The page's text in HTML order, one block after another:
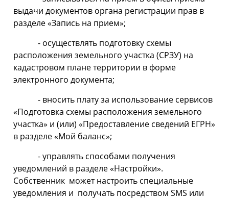
выдачи документов органа регистрации прав в
разделе «Запись на прием»;
- осуществлять подготовку схемы
расположения земельного участка (СРЗУ) на
кадастровом плане территории в форме
электронного документа;
- вносить плату за использование сервисов
«Подготовка схемы расположения земельного
участка» и (или) «Предоставление сведений ЕГРН»
в разделе «Мой баланс»;
- управлять способами получения
уведомлений в разделе «Настройки».
Собственник может настроить специальные
уведомления и получать посредством SMS или